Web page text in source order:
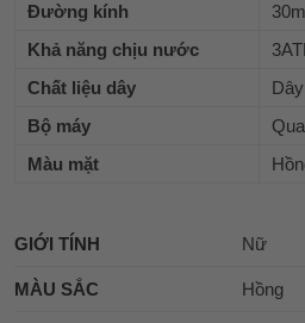
Đường kính
Khả năng chịu nước
Chất liệu dây
Bộ máy
Màu mặt
GIỚI TÍNH Nữ
MÀU SẮC Hồng